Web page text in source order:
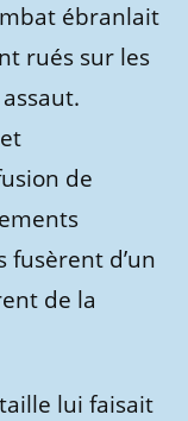
ébranlait
rués sur les
de
fusèrent d’un
de la
lui faisait